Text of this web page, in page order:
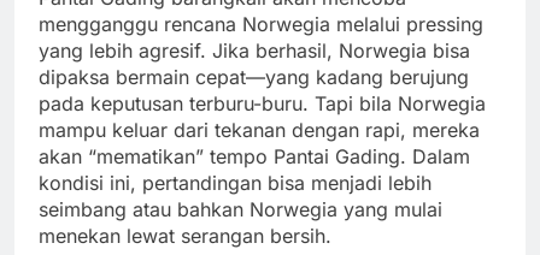
mengganggu rencana Norwegia melalui pressing
yang lebih agresif. Jika berhasil, Norwegia bisa
dipaksa bermain cepat—yang kadang berujung
pada keputusan terburu-buru. Tapi bila Norwegia
mampu keluar dari tekanan dengan rapi, mereka
akan “mematikan” tempo Pantai Gading. Dalam
kondisi ini, pertandingan bisa menjadi lebih
seimbang atau bahkan Norwegia yang mulai
menekan lewat serangan bersih.